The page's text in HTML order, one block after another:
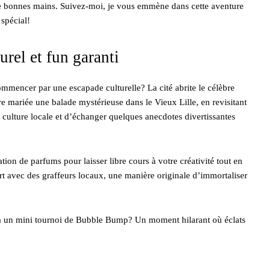
mains. Suivez-moi, je vous emmène dans cette aventure
et fun garanti
par une escapade culturelle? La cité abrite le célèbre
mariée une balade mystérieuse dans le Vieux Lille, en revisitant
locale et d’échanger quelques anecdotes divertissantes
de parfums pour laisser libre cours à votre créativité tout en
avec des graffeurs locaux, une manière originale d’immortaliser
un mini tournoi de Bubble Bump? Un moment hilarant où éclats